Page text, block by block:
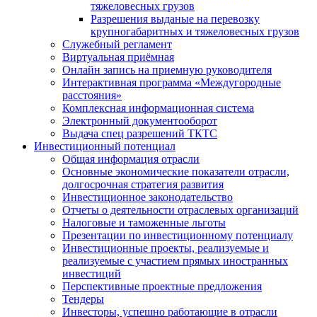
тяжеловесных грузов
Разрешения выданые на перевозку
крупногабаритных и тяжеловесных грузов
Служебный регламент
Виртуальная приёмная
Онлайн запись на приемную руководителя
Интерактивная программа «Междугородные
расстояния»
Комплексная информационная система
Электронный документооборот
Выдача спец разрешений ТКТС
Инвестиционный потенциал
Общая информация отрасли
Основные экономические показатели отрасли,
долгосрочная стратегия развития
Инвестиционное законодательство
Отчеты о деятельности отраслевых организаций
Налоговые и таможенные льготы
Презентации по инвестиционному потенциалу
Инвестиционные проекты, реализуемые и
реализуемые с участием прямых иностранных
инвестиций
Перспективные проектные предложения
Тендеры
Инвесторы, успешно работающие в отрасли